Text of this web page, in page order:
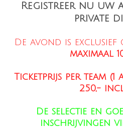
Registreer nu uw
private
De avond is exclusief
maximaal
Ticketprijs per team (1
250,-
De selectie en
inschrijvingen